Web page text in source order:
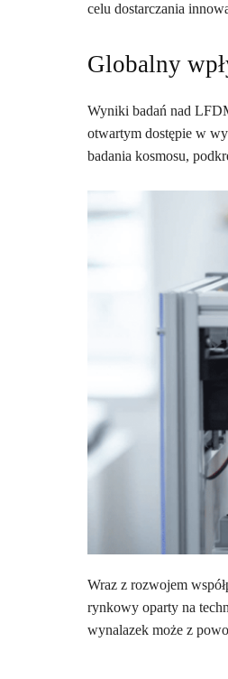
celu dostarczania
Globalny
Wyniki badań nad
otwartym dostępie w
badania kosmosu,
Wraz z rozwojem
rynkowy oparty na
wynalazek może z